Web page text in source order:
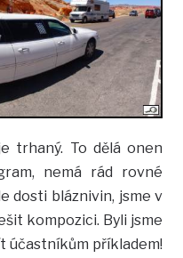
trhaný. To dělá onen
nemá rád rovné
dosti bláznivin, jsme v
kompozici. Byli jsme
účastníkům příkladem!